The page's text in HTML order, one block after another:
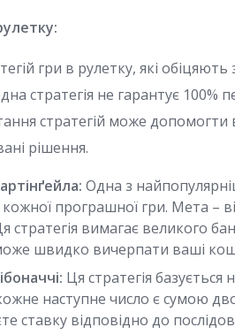
гри в рулетку, які
стратегія не гарантує 100%
стратегій може
рішення.
Одна з
кожної програшної гри. Мета –
вимагає великого
швидко вичерпати ваші
Ця стратегія базується
наступне число є сумою
ставку відповідно до